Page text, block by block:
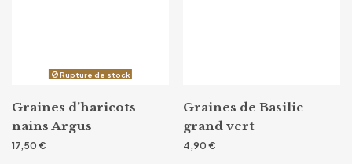
Rupture de stock
Graines d'haricots
nains Argus
17,50 €
Graines de Basilic
grand vert
4,90 €